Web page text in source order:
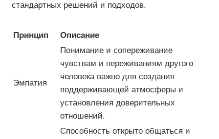
стандартных решений и подходов.
Принцип Описание
Эмпатия
Понимание и сопереживание
чувствам и переживаниям другого
человека важно для создания
поддерживающей атмосферы и
установления доверительных
отношений.
Способность открыто общаться и